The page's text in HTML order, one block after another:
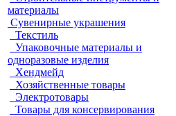
материалы
Сувенирные украшения
Текстиль
Упаковочные материалы и
одноразовые изделия
Хендмейд
Хозяйственные товары
Электротовары
Товары для консервирования